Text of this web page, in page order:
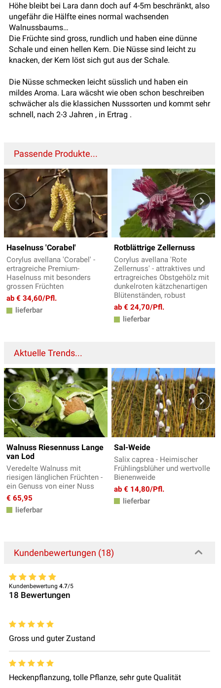
Höhe bleibt bei Lara dann doch auf 4-5m beschränkt, also
ungefähr die Hälfte eines normal wachsenden
Walnussbaums…
Die Früchte sind gross, rundlich und haben eine dünne
Schale und einen hellen Kern. Die Nüsse sind leicht zu
knacken, der Kern löst sich gut aus der Schale.
Die Nüsse schmecken leicht süsslich und haben ein
mildes Aroma. Lara wäcsht wie oben schon beschreiben
schwächer als die klassichen Nusssorten und kommt sehr
schnell, nach 2-3 Jahren , in Ertrag .
Passende Produkte...
Haselnuss 'Corabel'
Corylus avellana 'Corabel' -
ertragreiche Premium-
Haselnuss mit besonders
grossen Früchten
ab € 34,60/Pfl.
lieferbar
Rotblättrige Zellernuss
Corylus avellana 'Rote
Zellernuss' - attraktives und
ertragreiches Obstgehölz mit
dunkelroten kätzchenartigen
Blütenständen, robust
ab € 24,70/Pfl.
lieferbar
Aktuelle Trends...
Walnuss Riesennuss Lange
van Lod
Veredelte Walnuss mit
riesigen länglichen Früchten -
ein Genuss von einer Nuss
€ 65,95
lieferbar
Sal-Weide
Salix caprea - Heimischer
Frühlingsblüher und wertvolle
Bienenweide
ab € 14,80/Pfl.
lieferbar
Kundenbewertungen (18)
Kundenbewertung 4.7/5
18 Bewertungen
Gross und guter Zustand
Heckenpflanzung, tolle Pflanze, sehr gute Qualität